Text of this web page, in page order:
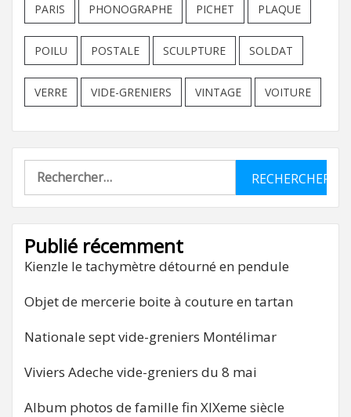
PARIS PHONOGRAPHE PICHET PLAQUE
POILU POSTALE SCULPTURE SOLDAT
VERRE VIDE-GRENIERS VINTAGE VOITURE
Rechercher :
Publié récemment
Kienzle le tachymètre détourné en pendule
Objet de mercerie boite à couture en tartan
Nationale sept vide-greniers Montélimar
Viviers Adeche vide-greniers du 8 mai
Album photos de famille fin XIXeme siècle